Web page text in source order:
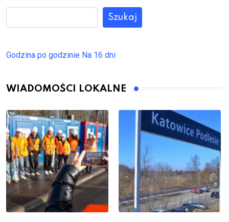
Szukaj
Godzina po godzinie Na 16 dni
WIADOMOŚCI LOKALNE